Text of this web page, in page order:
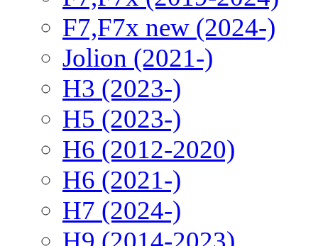
F7,F7x new (2024-)
Jolion (2021-)
H3 (2023-)
H5 (2023-)
H6 (2012-2020)
H6 (2021-)
H7 (2024-)